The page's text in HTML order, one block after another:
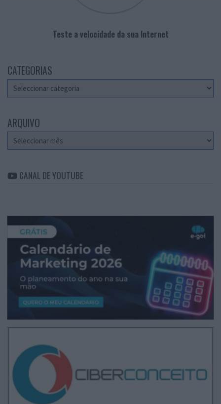
Teste a velocidade da sua Internet
CATEGORIAS
Categorias
ARQUIVO
Arquivo
CANAL DE YOUTUBE